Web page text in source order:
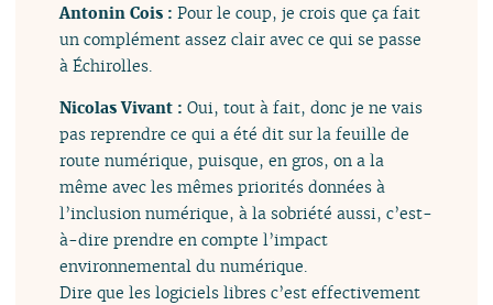
Antonin Cois :Pour le coup, je crois que ça fait
un complément assez clair avec ce qui se passe
à Échirolles.
Nicolas Vivant :Oui, tout à fait, donc je ne vais
pas reprendre ce qui a été dit sur la feuille de
route numérique, puisque, en gros, on a la
même avec les mêmes priorités données à
l’inclusion numérique, à la sobriété aussi, c’est-
à-dire prendre en compte l’impact
environnemental du numérique.
Dire que les logiciels libres c’est effectivement